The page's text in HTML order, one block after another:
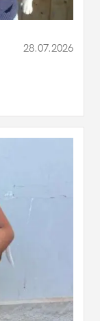
28.07.2026